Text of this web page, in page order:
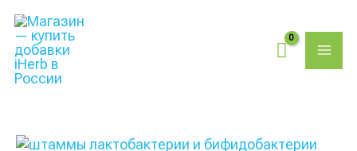
содержимому
Отзыв
товаров